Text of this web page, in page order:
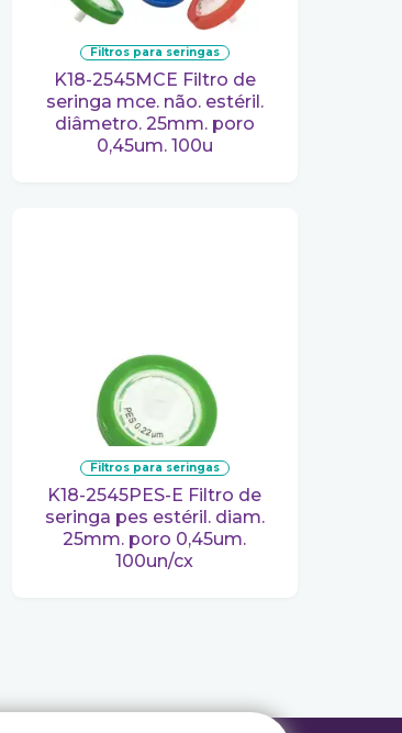
filtros para seringas
K18-2545MCE Filtro de
seringa mce. não. estéril.
diâmetro. 25mm. poro
0,45um. 100u
filtros para seringas
K18-2545PES-E Filtro de
seringa pes estéril. diam.
25mm. poro 0,45um.
100un/cx